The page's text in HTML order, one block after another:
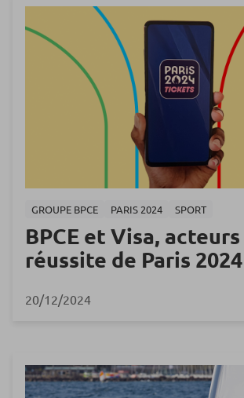
GROUPE BPCE PARIS 2024 SPORT
BPCE et Visa,
réussite de Paris 2024
20/12/2024